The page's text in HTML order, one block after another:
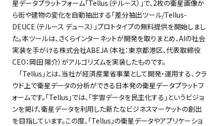
星データプラットフォーム「Tellus（テルース）」で、2枚の衛星画像か
ら街や建物の変化を自動抽出する「差分抽出ツール/Tellus-
DEUCE（テルース デュース）」プロトタイプの無料提供を開始しまし
た。本ツールは、さくらインターネットが開発を取りまとめ、AIの社会
実装を手がける株式会社ABEJA（本社：東京都港区、代表取締役
CEO：岡田 陽介）がアルゴリズムを実装したものです。
「Tellus」とは、当社が経済産業省事業として開発・運用する、クラ
ウド上で衛星データの分析ができる日本発の衛星データプラットフ
ォームです。「Tellus」では、「宇宙データを民主化する」というビジョ
ンを掲げ、衛星データを利用した新たなビジネスマーケットの創出
を目指しています。この度、「Tellus」の衛星データやアプリケーショ